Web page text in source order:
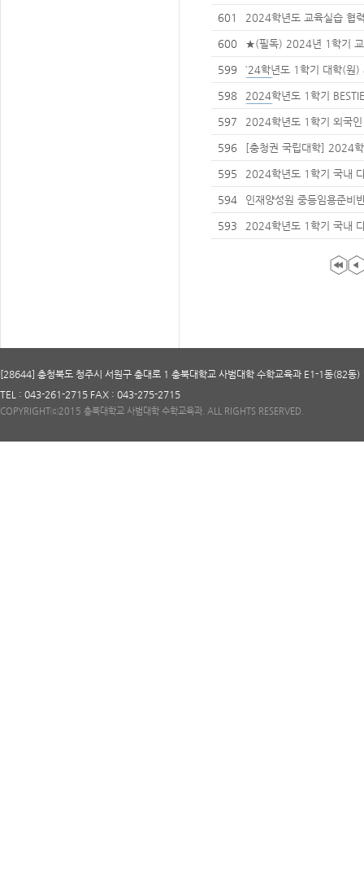
견 교환학생 선발 안내
601
2024학년도 교육실습 협
제출 안내
600
★(필독) 2024년 1학기 교
신청 안내
599
`24학년도 1학기 대학(원
598 2024학년도 1학기
597
2024학년도 1학기 외국
프로그램 선발 안내
596
[충청권 국립대학] 2024
점 교류 수학 안내(3차)
595
2024학년도 1학기 국내
(5차)
594
인재양성원 중등임용준비
상)
593
2024학년도 1학기 국내
(4차)
[28644] 충청북도 청주시 서원구 충대로 1 충북대학교 사범대학 수학교육과 E1-1동(82동)
TEL : 043-261-2715 FAX : 043-275-2715
COPYRIGHTⓒ2015 충북대학교 사범대학 수학교육과. ALL RIGHTS RESERVED.